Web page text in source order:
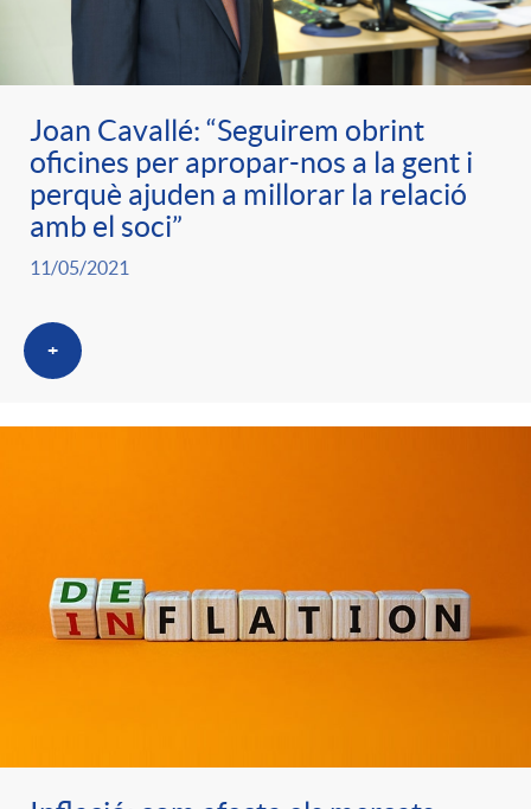
r
e
n
s
a
r
i
e
s
a
F
i
l
t
c
o
n
i
s
Joan Cavallé: “Seguirem obrint
oficines per apropar-nos a la gent i
perquè ajuden a millorar la relació
amb el soci”
11/05/2021
+